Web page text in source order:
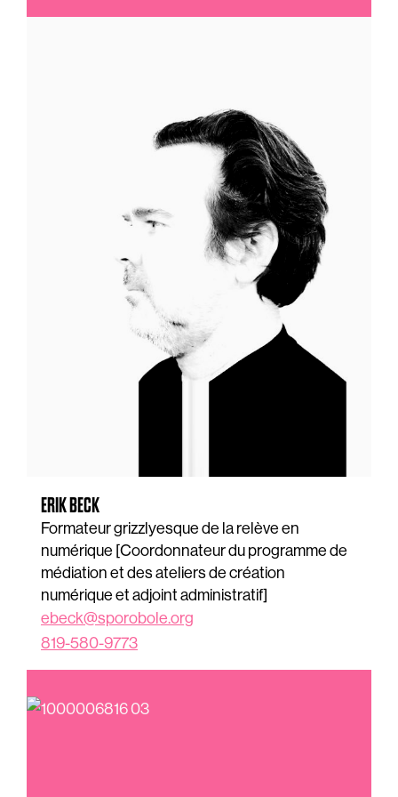
Formateur grizzlyesque de la relève en
numérique [Coordonnateur du programme de
médiation et des ateliers de création
numérique et adjoint administratif]
ebeck@sporobole.org
819-580-9773
ERIK BECK